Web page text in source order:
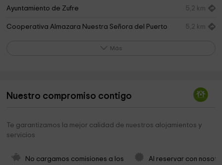
Ayuntamiento de Zufre 5,2 km
Cooperativa Almazara Nuestra Señora del Puerto 5,2 km
San Sebastian Church 13,5 km
Ermita de Santa Olalla
Ermita de Santa Bárbara
Más
Nuestro compromiso contigo
Te garantizamos la mejor calidad de nuestros alojamientos y
servicios
No cargamos comisiones a los
Al reservar con